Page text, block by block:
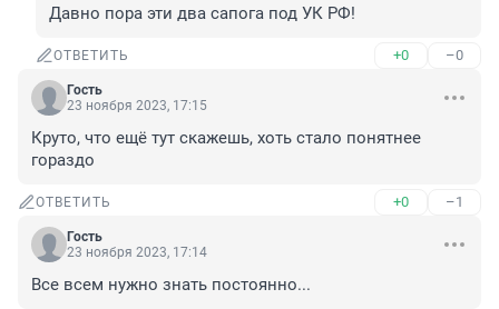
Давно пора эти два сапога под УК РФ!
ОТВЕТИТЬ +0 –0
Гость
23 ноября 2023, 17:15
Круто, что ещё тут скажешь, хоть стало понятнее
гораздо
ОТВЕТИТЬ +0 –1
Гость
23 ноября 2023, 17:14
Все всем нужно знать постоянно...